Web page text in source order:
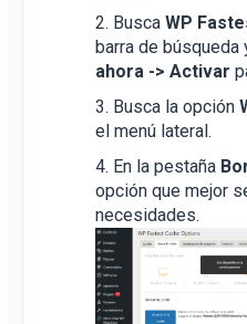
Busca WP
barra de búsqueda
ahora -> Activar
Busca la opción
el menú lateral.
En la pestaña
opción que mejor
necesidades.